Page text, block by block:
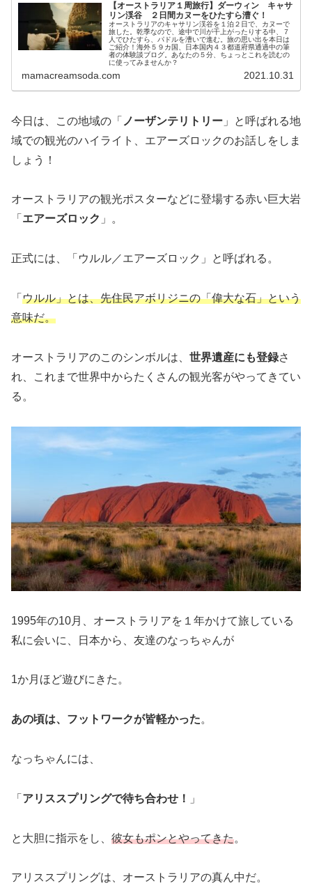
【オーストラリア１周旅行】ダーウィン キャサ
リン渓谷 ２日間カヌーをひたすら漕ぐ！
オーストラリアのキャサリン渓谷を１泊２日で、カヌーで
旅した。乾季なので、途中で川が干上がったりする中、７
人でひたすら、パドルを漕いで進む。旅の思い出を本日は
ご紹介！海外５９カ国、日本国内４３都道府県通過中の筆
者の体験談ブログ。あなたの５分、ちょっとこれを読むの
に使ってみませんか？
mamacreamsoda.com 2021.10.31
今日は、この地域の「 ノーザンテリトリー 」と呼ばれる地
域での観光のハイライト、エアーズロックのお話しをしま
しょう！
オーストラリアの観光ポスターなどに登場する赤い巨大岩
「 エアーズロック 」。
正式には、「ウルル／エアーズロック」と呼ばれる。
「 ウルル」とは、先住民アボリジニの「偉大な石」という
意味だ。
オーストラリアのこのシンボルは、 世界遺産にも登録さ
れ、これまで世界中からたくさんの観光客がやってきてい
る。
1995年の10月、オーストラリアを１年かけて旅している
私に会いに、日本から、友達のなっちゃんが
1か月ほど遊びにきた。
あの頃は、フットワークが皆軽かった。
なっちゃんには、
「 アリススプリングで待ち合わせ！ 」
と大胆に指示をし、 彼女もポンとやってきた。
アリススプリングは、オーストラリアの真ん中だ。